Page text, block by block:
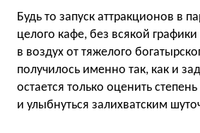
Будь то запуск аттракционов в
целого кафе, без всякой
в воздух от тяжелого
получилось именно так, как и
остается только оценить
и улыбнуться залихватским